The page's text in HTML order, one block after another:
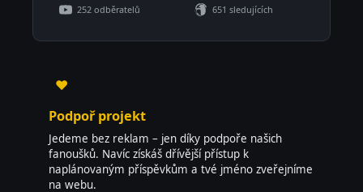
252 odběratelů 651 sledujících
♥
Podpoř projekt
Jedeme bez reklam – jen díky podpoře našich
fanoušků. Navíc získáš dřívější přístup k
naplánovaným příspěvkům a tvé jméno zveřejníme
na webu.